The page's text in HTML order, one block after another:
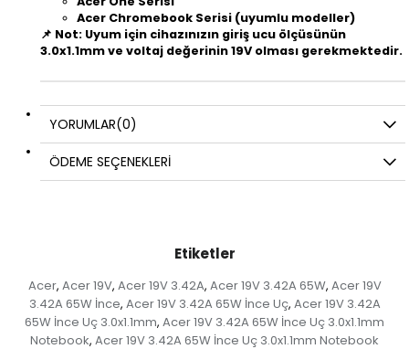
Acer Chromebook Serisi (uyumlu modeller)
📌 Not: Uyum için cihazınızın giriş ucu ölçüsünün
3.0x1.1mmve voltaj değerinin19V olması gerekmektedir.
YORUMLAR(0)
ÖDEME SEÇENEKLERI
Etiketler
Acer, Acer 19V, Acer 19V 3.42A, Acer 19V 3.42A 65W, Acer 19V
3.42A 65W İnce, Acer 19V 3.42A 65W İnce Uç, Acer 19V 3.42A
65W İnce Uç 3.0x1.1mm, Acer 19V 3.42A 65W İnce Uç 3.0x1.1mm
Notebook, Acer 19V 3.42A 65W İnce Uç 3.0x1.1mm Notebook